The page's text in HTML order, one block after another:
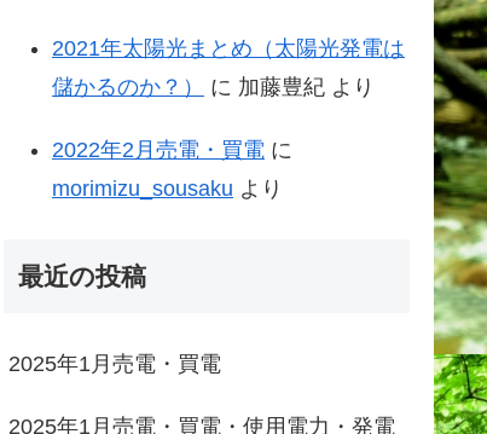
2021年太陽光まとめ（太陽光発電は
儲かるのか？）
に 加藤豊紀 より
2022年2月売電・買電 に
morimizu_sousaku より
最近の投稿
2025年1月売電・買電
2025年1月売電・買電・使用電力・発電